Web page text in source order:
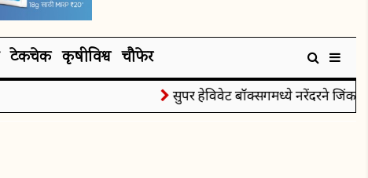
टेकचेक कृषीविश्व चौफेर
सुपर हेविवेट बॉक्सिंगमध्ये नरेंदरने जिंकले